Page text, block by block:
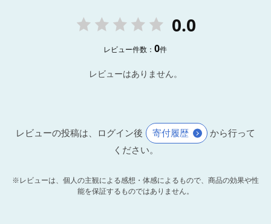
0.0
レビュー件数：0件
レビューはありません。
レビューの投稿は、ログイン後 寄付履歴
から行って
ください。
※レビューは、個人の主観による感想・体感によるもので、商品の効果や性
能を保証するものではありません。